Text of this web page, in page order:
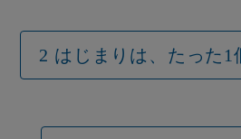
2 はじまりは、たった1